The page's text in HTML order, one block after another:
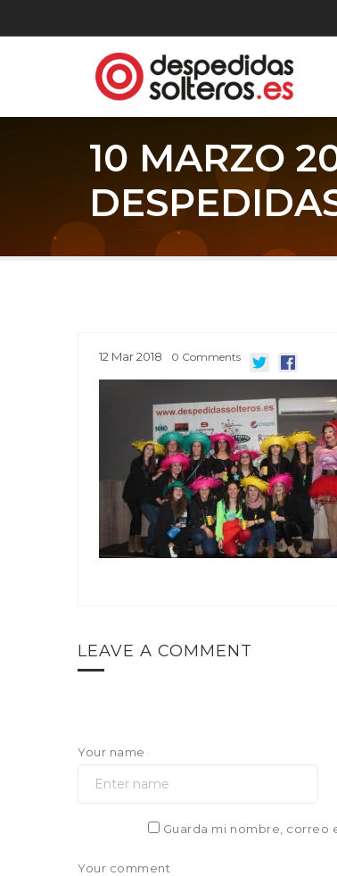
10 MARZO
12 Mar2018 0 Comments
LEAVE A COMMENT
Your name
Guarda mi nombre, correo
Your comment